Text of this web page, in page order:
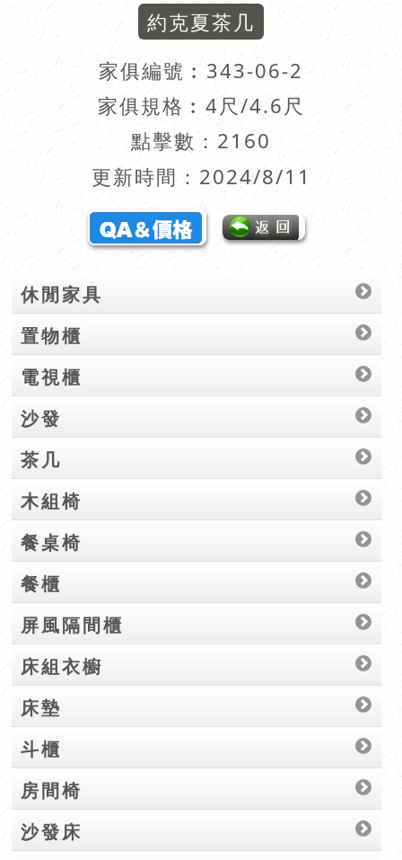
約克夏茶几
家俱編號︰ 343-06-2
家俱規格︰4尺/4.6尺
點擊數：2160
更新時間：2024/8/11
休閒家具
置物櫃
電視櫃
沙發
茶几
木組椅
餐桌椅
餐櫃
屏風隔間櫃
床組衣櫥
床墊
斗櫃
房間椅
沙發床